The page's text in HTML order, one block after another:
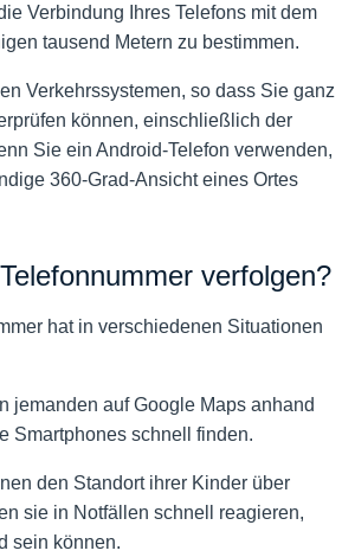
Verbindung Ihres Telefons mit dem
tausend Metern zu bestimmen.
Verkehrssystemen, so dass Sie ganz
können, einschließlich der
Sie ein Android-Telefon verwenden,
360-Grad-Ansicht eines Ortes
verfolgen?
hat in verschiedenen Situationen
jemanden auf Google Maps anhand
Smartphones schnell finden.
den Standort ihrer Kinder über
sie in Notfällen schnell reagieren,
sein können.